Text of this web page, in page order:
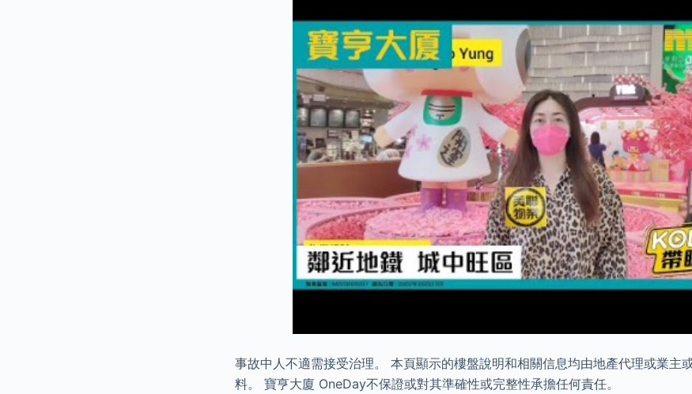
事故中人不適需接受治理。 本頁顯示的樓盤說明和相關信息均由地產代理或業主
料。 寶亨大廈 OneDay不保證或對其準確性或完整性承擔任何責任。